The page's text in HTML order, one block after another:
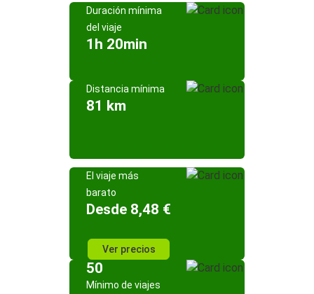
Duración mínima
del viaje
1h 20min
Distancia mínima
81 km
El viaje más
barato
Desde 8,48 €
Ver precios
50
Mínimo de viajes